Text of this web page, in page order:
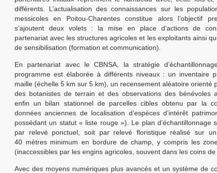
différents. L’actualisation des connaissances sur les
messicoles en Poitou-Charentes constitue alors l’objectif
s’ajoutent deux volets : la mise en place d’actions de
partenariat avec les structures agricoles et les exploitants ainsi
de sensibilisation (formation et communication).
En partenariat avec le CBNSA, la stratégie
programme est élaborée à différents niveaux : un inventaire
maille (échelle 5 km sur 5 km), un recensement aléatoire orienté
des botanistes de terrain et des observations des bénévoles
enfin un bilan stationnel de parcelles cibles obtenu par la
données anciennes de localisation d’espèces d’intérêt
possédant un statut « liste rouge »). Le plan d’échantillonnage
par relevé ponctuel, soit par relevé floristique réalisé sur
40 mètres minimum en bordure de champ, y compris les
(inaccessibles par les engins agricoles, souvent dans les coins
Avec des moyens numériques plus avancés et un système de